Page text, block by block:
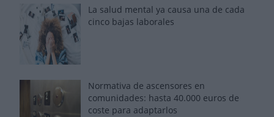
La salud mental ya causa una de cada
cinco bajas laborales
Normativa de ascensores en
comunidades: hasta 40.000 euros de
coste para adaptarlos